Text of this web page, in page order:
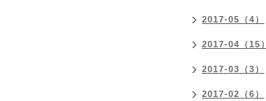
2017-05（4）
2017-04（15）
2017-03（3）
2017-02（6）